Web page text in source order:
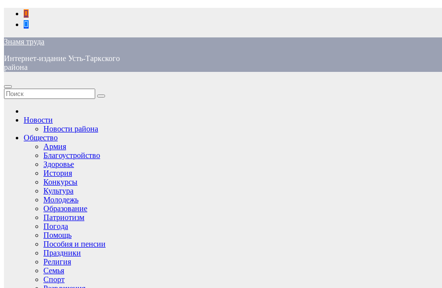
Перейти
содержимому
Знамя труда
Интернет-издание Усть-Таркского
района
Новости
Новости района
Общество
Армия
Благоустройство
Здоровье
История
Конкурсы
Культура
Молодежь
Образование
Патриотизм
Погода
Помощь
Пособия и пенсии
Праздники
Религия
Семья
Спорт